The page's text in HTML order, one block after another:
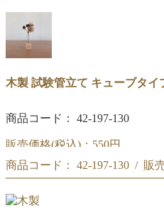
木製 試験管立て キューブタイ
商品コード： 42-197-130
販売価格(税込)： 550円
木製 試験管立て SiTATE121Q
商品コード： 42-197-130 / 販
木製 試験管立て SiTATE121Q キューブタイプ